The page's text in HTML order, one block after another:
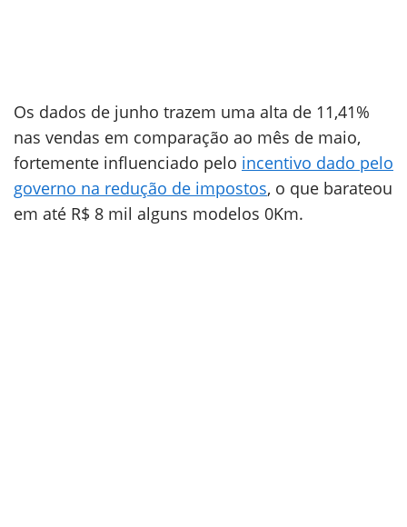
Os dados de junho trazem uma alta de 11,41%
nas vendas em comparação ao mês de maio,
fortemente influenciado pelo incentivo dado pelo
governo na redução de impostos, o que barateou
em até R$ 8 mil alguns modelos 0Km.